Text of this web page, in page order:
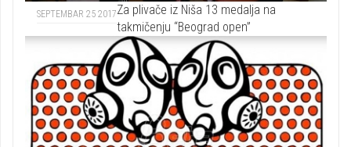
SEPTEMBAR 25 2017Za plivače iz Niša 13 medalja na
takmičenju “Beograd open”